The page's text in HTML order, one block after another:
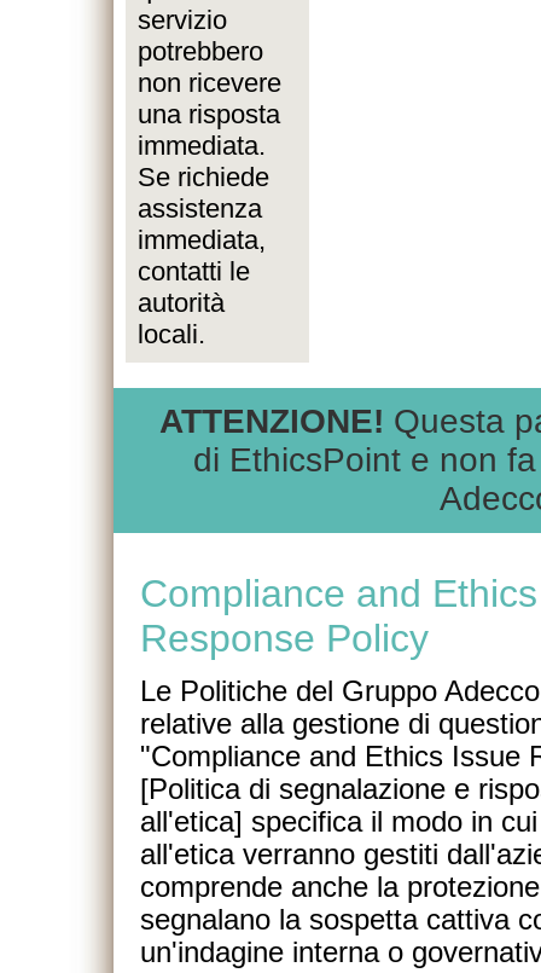
servizio
potrebbero
non ricevere
una risposta
immediata.
Se richiede
assistenza
immediata,
contatti le
autorità
locali.
ATTENZIONE! Questa
di EthicsPoint e non
Compliance and
Response Policy
Le Politiche del Gruppo
relative alla gestione di
"Compliance and Ethics Issue
[Politica di segnalazione e
all'etica] specifica il modo in
all'etica verranno gestiti
comprende anche la
segnalano la sospetta cattiva
un'indagine interna o